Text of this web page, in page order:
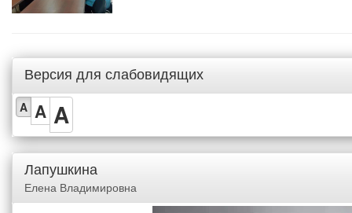
Версия для слабовидящих
A A A
Лапушкина
Елена Владимировна